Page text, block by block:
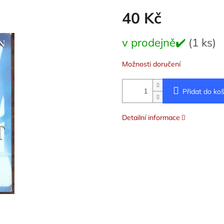
40 Kč
cena:
v prodejně✔️ (1 ks)
Možnosti doručení
Přidat do
Detailní informace